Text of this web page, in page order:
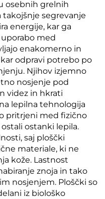
Praktičen nosilni
Inhalator
osebnih grelnih
takojšnje segrevanje
energije, kar ga
med
enakomerno in
odpravi potrebo po
Njihov izjemno
nosjenje pod
videz in hkrati
lepilna tehnologija
pritrjeni med fizično
ostanki lepila.
saj ploščki
materiale, ki ne
kože. Lastnost
znoja in tako
nosjenjem. Ploščki so
iz biološko